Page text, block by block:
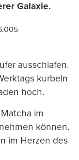
Galaxie.
ausschlafen.
kurbeln
hoch.
im
können.
im Herzen des